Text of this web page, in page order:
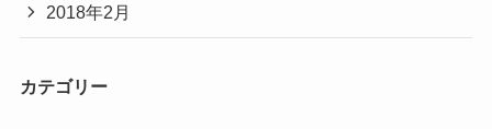
2018年2月
カテゴリー